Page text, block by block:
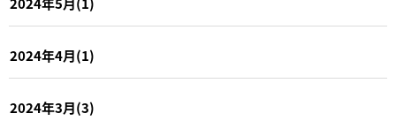
2024年4月(1)
2024年3月(3)